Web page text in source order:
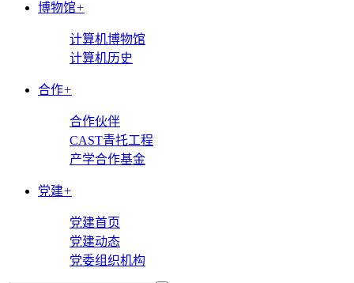
博物馆+
计算机博物馆
计算机历史
合作+
合作伙伴
CAST青托工程
产学合作基金
党建+
党建首页
党建动态
党委组织机构